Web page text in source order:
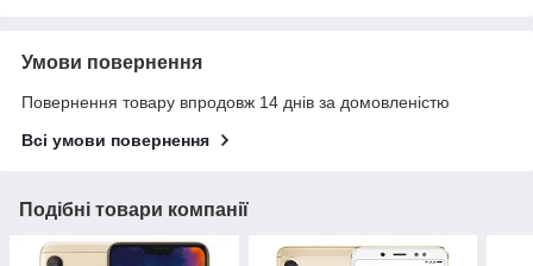
Умови повернення
Повернення товару впродовж 14 днів за домовленістю
Всі умови повернення
Подібні товари компанії